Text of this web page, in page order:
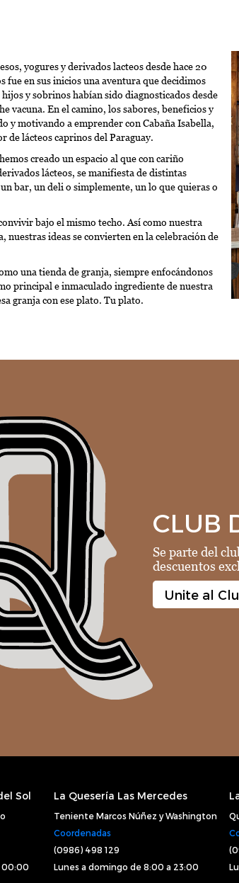
yogures y derivados lacteos desde hace 20
fue en sus inicios una aventura que decidimos
y sobrinos habían sido diagnosticados desde
vacuna. En el camino, los sabores, beneficios y
y motivando a emprender con Cabaña Isabella,
de lácteos caprinos del Paraguay.
creado un espacio al que con cariño
lácteos, se manifiesta de distintas
bar, un deli o simplemente, un lo que quieras o
bajo el mismo techo. Así como nuestra
nuestras ideas se convierten en la celebración de
una tienda de granja, siempre enfocándonos
principal e inmaculado ingrediente de nuestra
granja con ese plato. Tu plato.
CLUB
Se parte del
descuentos
Unite al
Sol
00:00
La Quesería Las Mercedes
Teniente Marcos Núñez y Washington
Coordenadas
(0986) 498 129
Lunes a domingo de 8:00 a 23:00